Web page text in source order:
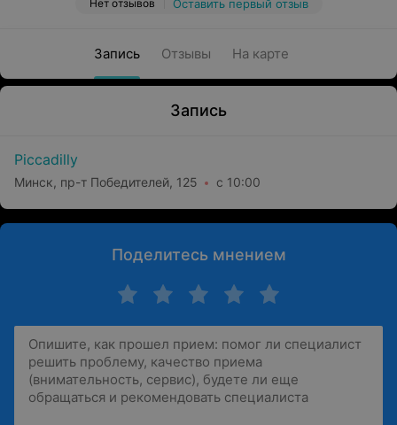
Нет отзывов Оставить первый отзыв
Запись Отзывы На карте
Запись
Piccadilly
Минск, пр-т Победителей, 125 с 10:00
Поделитесь мнением